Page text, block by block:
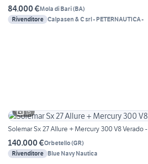
84.000 €Mola di Bari(BA)
Rivenditore Calpasen & C srl - PETERNAUTICA -
15
Solemar Sx 27 Allure + Mercury 300 V8 Verado -
140.000 €Orbetello(GR)
Rivenditore Blue Navy Nautica